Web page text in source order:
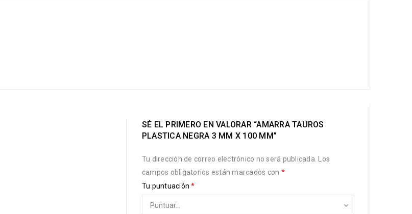
SÉ EL PRIMERO EN VALORAR “AMARRA TAUROS
PLASTICA NEGRA 3 MM X 100 MM”
Tu dirección de correo electrónico no será publicada.
Los
campos obligatorios están marcados con *
Tu puntuación*